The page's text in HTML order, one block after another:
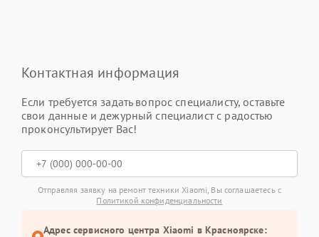
Контактная информация
Если требуется задать вопрос специалисту, оставьте
свои данные и дежурный специалист с радостью
проконсультирует Вас!
Отправляя заявку на ремонт техники Xiaomi, Вы соглашаетесь с
Политикой конфиденциальности
Адрес сервисного центра Xiaomi в Красноярске: